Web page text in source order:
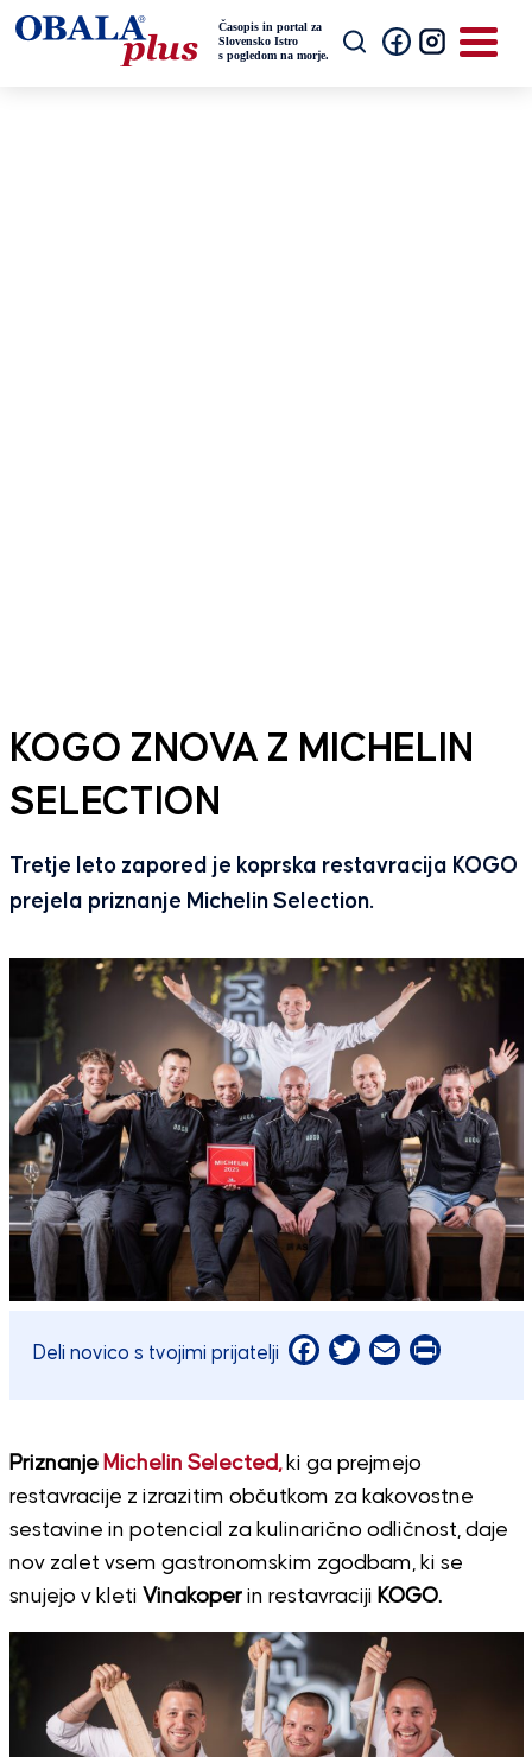
KOGO ZNOVA Z MICHELIN
SELECTION
Tretje leto zapored je koprska restavracija KOGO
prejela priznanje Michelin Selection.
Deli novico s tvojimi prijatelji Facebook
Twitter
EmailPrint
Priznanje Michelin Selected, ki ga prejmejo
restavracije z izrazitim občutkom za kakovostne
sestavine in potencial za kulinarično odličnost, daje
nov zalet vsem gastronomskim zgodbam, ki se
snujejo v kleti Vinakoperin restavraciji KOGO.